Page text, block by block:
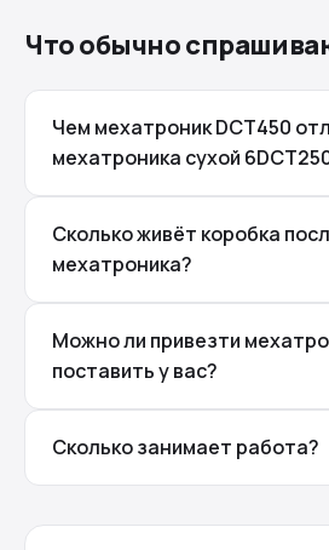
Что обычно
Чем мехатроник DCT450
мехатроника сухой
Сколько живёт коробка
мехатроника?
Можно ли привезти
поставить у вас?
Сколько занимает работа?